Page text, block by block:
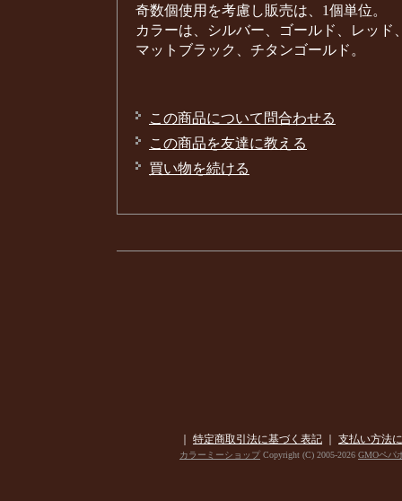
奇数個使用を考慮し販売は、1個単位。
カラーは、シルバー、ゴールド、レッド
マットブラック、チタンゴールド。
この商品について問合わせる
この商品を友達に教える
買い物を続ける
特定商取引法に基づく表記 支払い方法
カラーミーショップCopyright (C) 2005-2026 GMOペパ